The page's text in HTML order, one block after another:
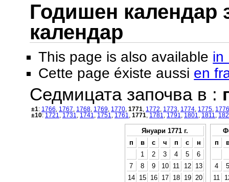
Годишен календар
календар
This page is also available in
Cette page éxiste aussi en
Седмицата започва в :
±1: 1766 1767 1768 1769 1770 1771 1772 1773 1774 1775 1776
±10: 1721 1731 1741 1751 1761 1771 1781 1791 1801 1811
Януари 1771 г.
п
в с ч п с
н
1
2 3 4 5
6
7
8 9 10 11 12
13
14
15 16 17 18 19
20
п
4
5
11